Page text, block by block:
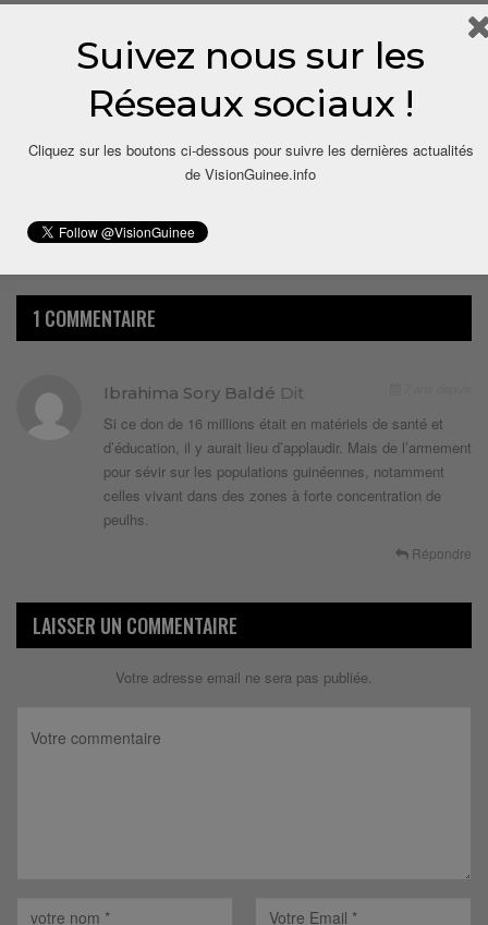
Share
1 COMMENTAIRE
Ibrahima Sory Baldé Dit
Si ce don de 16 millions était en matériels de santé et
d’éducation, il y aurait lieu d’applaudir. Mais de l’armement
pour sévir sur les populations guinéennes, notamment
celles vivant dans des zones à forte concentration de
peulhs.
Répondre
LAISSER UN COMMENTAIRE
Votre adresse email ne sera pas publiée.
Suivez nous sur les
Réseaux sociaux !
Cliquez sur les boutons ci-dessous pour suivre les dernières actualités
de VisionGuinee.info